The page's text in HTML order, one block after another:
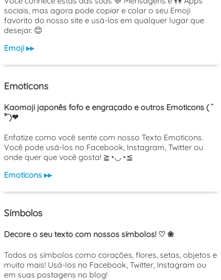
sociais, mas agora pode copiar e colar o seu Emoji
favorito do nosso site e usá-los em qualquer lugar que
desejar. 😊
Emoji ▸▸
Emoticons
Kaomoji japonês fofo e engraçado e outros Emoticons ( ˘
³˘)❤
Enfatize como você sente com nosso Texto Emoticons.
Você pode usá-los no Facebook, Instagram, Twitter ou
onde quer que você gosta! ≧◔◡◔≦
Emoticons ▸▸
Símbolos
Decore o seu texto com nossos símbolos! ♡ ❀
Todos os símbolos como corações, flores, setas, objetos e
muito mais! Usá-los no Facebook, Twitter, Instagram ou
em suas postagens no blog!